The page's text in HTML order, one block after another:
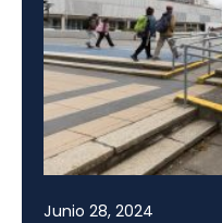
Junio 28, 2024